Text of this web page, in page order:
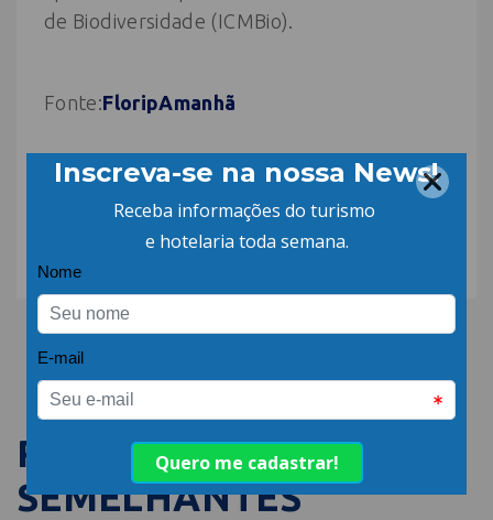
de Biodiversidade (ICMBio).
Fonte:FloripAmanhã
COMPARTILHE:
PUBLICAÇÕES
SEMELHANTES